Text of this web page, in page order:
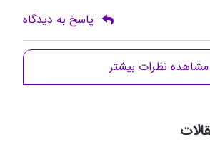
پاسخ به دیدگاه
مشاهده نظرات بیشتر